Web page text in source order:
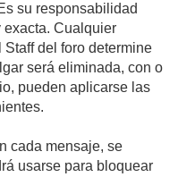
su responsabilidad
exacta. Cualquier
del foro determine
será eliminada, con o
pueden aplicarse las
cada mensaje, se
usarse para bloquear